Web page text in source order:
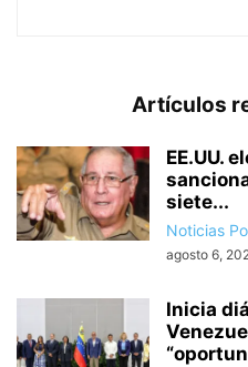
Artículos
EE.UU.
siete...
Noticias
agosto 6,
Inicia